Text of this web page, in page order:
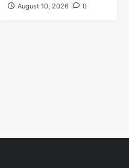
August 10, 2026
0